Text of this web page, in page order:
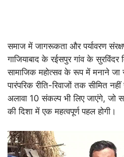
समाज में जागरूकता और पर्यावरण
गाजियाबाद के रईसपुर गांव के
सामाजिक महोत्सव के रूप में मनाने जा
पारंपरिक रीति-रिवाजों तक सीमित
अलावा 10 संकल्प भी लिए जाएंगे, जो
की दिशा में एक महत्वपूर्ण पहल होगी।